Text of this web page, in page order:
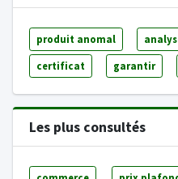
produit anomal
certificat garantir
Les plus consultés